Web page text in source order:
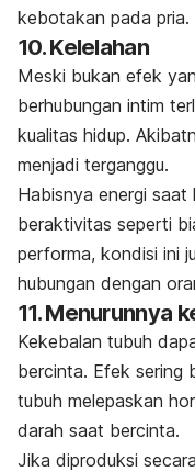
kebotakan pada pria.
10. Kelelahan
Meski bukan efek
berhubungan intim
kualitas hidup.
menjadi terganggu.
Habisnya energi saat
beraktivitas seperti
performa, kondisi ini
hubungan dengan
11. Menurunnya
Kekebalan tubuh
bercinta. Efek sering
tubuh melepaskan
darah saat bercinta.
Jika diproduksi